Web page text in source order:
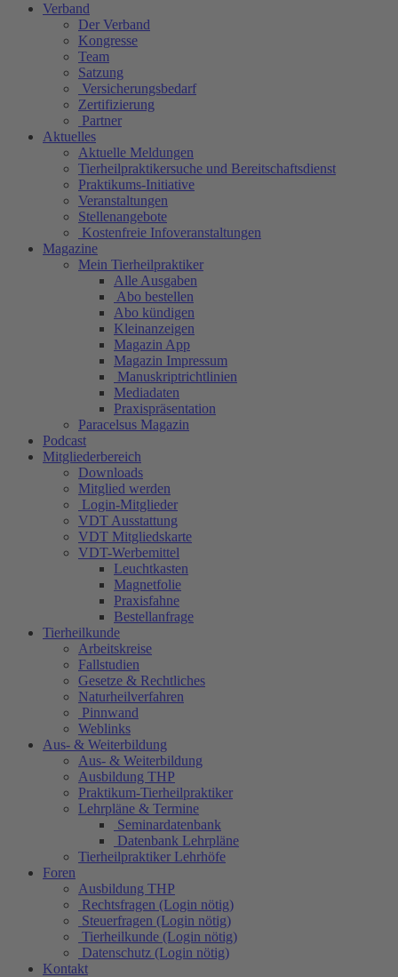
Verband
Der Verband
Kongresse
Team
Satzung
Versicherungsbedarf
Zertifizierung
Partner
Aktuelles
Aktuelle Meldungen
Tierheilpraktikersuche und Bereitschaftsdienst
Praktikums-Initiative
Veranstaltungen
Stellenangebote
Kostenfreie Infoveranstaltungen
Magazine
Mein Tierheilpraktiker
Alle Ausgaben
Abo bestellen
Abo kündigen
Kleinanzeigen
Magazin App
Magazin Impressum
Manuskriptrichtlinien
Mediadaten
Praxispräsentation
Paracelsus Magazin
Podcast
Mitgliederbereich
Downloads
Mitglied werden
Login-Mitglieder
VDT Ausstattung
VDT Mitgliedskarte
VDT-Werbemittel
Leuchtkasten
Magnetfolie
Praxisfahne
Bestellanfrage
Tierheilkunde
Arbeitskreise
Fallstudien
Gesetze & Rechtliches
Naturheilverfahren
Pinnwand
Weblinks
Aus- & Weiterbildung
Aus- & Weiterbildung
Ausbildung THP
Praktikum-Tierheilpraktiker
Lehrpläne & Termine
Seminardatenbank
Datenbank Lehrpläne
Tierheilpraktiker Lehrhöfe
Foren
Ausbildung THP
Rechtsfragen (Login nötig)
Steuerfragen (Login nötig)
Tierheilkunde (Login nötig)
Datenschutz (Login nötig)
Kontakt